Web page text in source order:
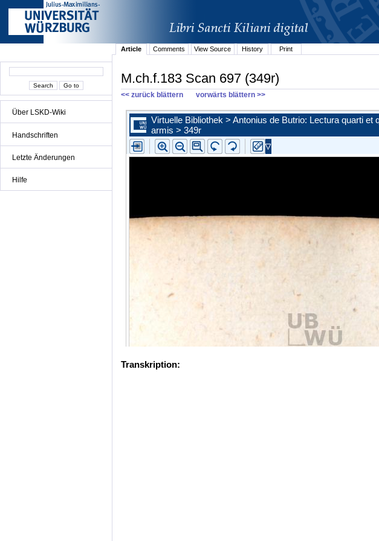
Über LSKD-Wiki
Handschriften
Letzte Änderungen
Hilfe
Article
Comments View Source History Print
M.ch.f.183 Scan 697 (349r)
<< zurück blättern vorwärts blättern >>
Transkription: